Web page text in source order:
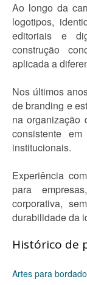
Ao longo da
logotipos,
editoriais e
construção
aplicada a
Nos últimos
de branding e
na organização
consistente
institucionais.
Experiência
para
corporativa,
durabilidade da
Histórico de
Artes para